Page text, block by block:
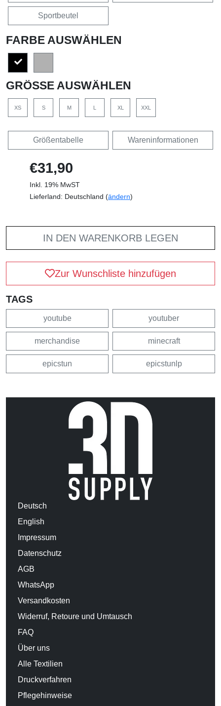
Sportbeutel
FARBE AUSWÄHLEN
GRÖSSE AUSWÄHLEN
XS S M L XL XXL
Größentabelle Wareninformationen
€31,90
Inkl. 19% MwST
Lieferland: Deutschland (ändern)
IN DEN WARENKORB LEGEN
Zur Wunschliste hinzufügen
TAGS
youtube youtuber
merchandise minecraft
epicstun epicstunlp
Deutsch
English
Impressum
Datenschutz
AGB
WhatsApp
Versandkosten
Widerruf, Retoure und Umtausch
FAQ
Über uns
Alle Textilien
Druckverfahren
Pflegehinweise